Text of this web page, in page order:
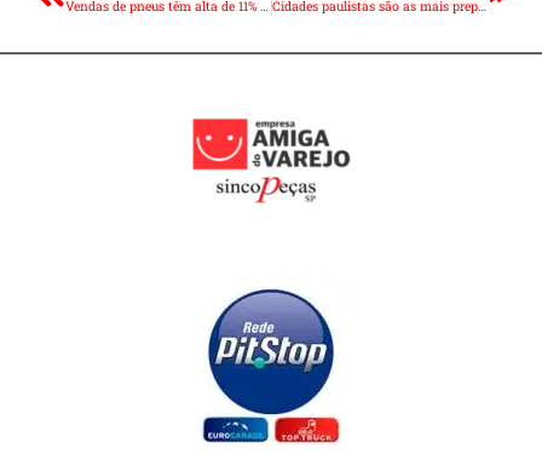
Vendas de pneus têm alta de 11% em agosto Cidades paulistas são as mais preparadas para receber a internet 5G, diz estudo